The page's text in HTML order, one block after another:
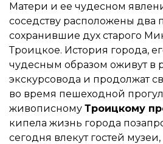
Матери и ее чудесном
соседству расположены два
сохранившие дух старого
Троицкое. История города,
чудесным образом оживут в
экскурсовода и продолжат
во время пешеходной
живописному Троицкому
кипела жизнь города
сегодня влекут гостей